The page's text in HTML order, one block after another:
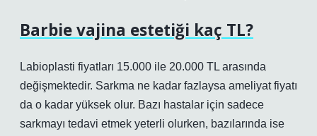
Barbie vajina estetiği kaç TL?
Labioplasti fiyatları 15.000 ile 20.000 TL arasında
değişmektedir. Sarkma ne kadar fazlaysa ameliyat fiyatı
da o kadar yüksek olur. Bazı hastalar için sadece
sarkmayı tedavi etmek yeterli olurken, bazılarında ise